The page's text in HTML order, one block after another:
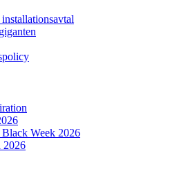
Week 2026
2026